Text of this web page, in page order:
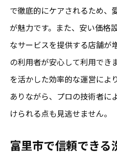
で徹底的にケアされるため、
が魅力です。また、安い価格
なサービスを提供する店舗が
の利用者が安心して利用でき
を活かした効率的な運営によ
ありながら、プロの技術者に
けられる点も見逃せません。
富里市で信頼できる